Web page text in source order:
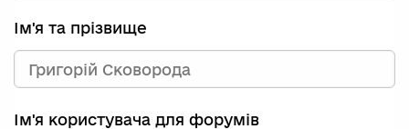
Ім'я та прізвище
Ім'я користувача для форумів